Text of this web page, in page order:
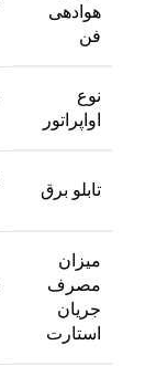
هوادهی
فن
نوع
اواپراتور
تابلو برق
میزان
مصرف
جریان
استارت